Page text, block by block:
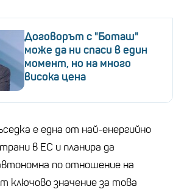
Договорът с "Боташ"
може да ни спаси в един
момент, но на много
висока цена
е една от най-енергийно
в ЕС и планира да
по отношение на
ключово значение за това